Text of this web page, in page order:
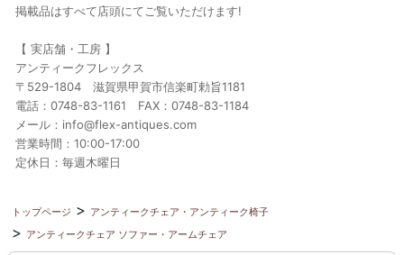
掲載品はすべて店頭にてご覧いただけます!
【 実店舗・工房 】
アンティークフレックス
〒529-1804 滋賀県甲賀市信楽町勅旨1181
電話：0748-83-1161 FAX：0748-83-1184
メール：info@flex-antiques.com
営業時間：10:00-17:00
定休日：毎週木曜日
トップページ
アンティークチェア・アンティーク椅子
アンティークチェア ソファー・アームチェア